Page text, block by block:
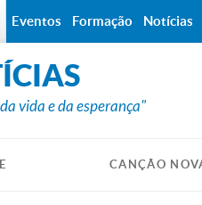
vida e da esperança"
CANÇÃO
Eventos Formação Notícias